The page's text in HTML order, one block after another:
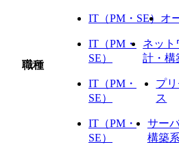
職種
IT（PM・SE） オ
IT（PM・
SE）
ネット
計・構
IT（PM・
SE）
プ
ス
IT（PM・
SE）
サー
構築系